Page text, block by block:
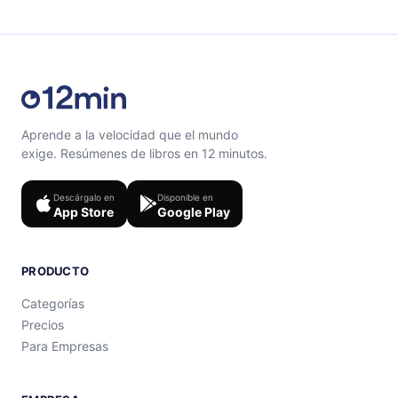
Aprende a la velocidad que el mundo
exige. Resúmenes de libros en 12 minutos.
Descárgalo en
App Store
Disponible en
Google Play
PRODUCTO
Categorías
Precios
Para Empresas